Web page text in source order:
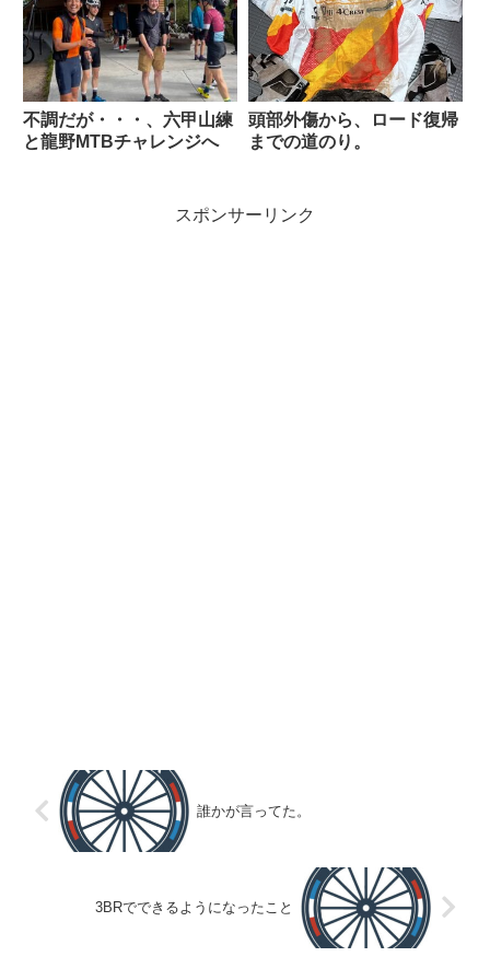
不調だが・・・、六甲山練
と龍野MTBチャレンジへ
頭部外傷から、ロード復帰
までの道のり。
スポンサーリンク
誰かが言ってた。
3BRでできるようになったこと